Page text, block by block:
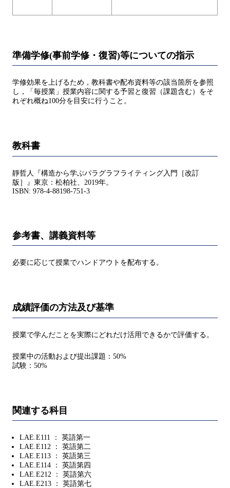
準備学修(事前学修・復習)等についての指示
学修効果を上げるため，教科書や配布資料等の該当箇所を参照
し，「毎授業」授業内容に関する予習と復習（課題含む）をそ
れぞれ概ね100分を目安に行うこと。
教科書
靜哲人『構造から学ぶパラグラフライティング入門［改訂
版］』東京：松柏社、2019年。
ISBN: 978-4-88198-751-3
参考書、講義資料等
必要に応じて授業でハンドアウトを配布する。
成績評価の方法及び基準
授業で学んだことを実際にどれだけ活用できるかで評価する。
授業中の活動および提出課題：50%
試験：50%
関連する科目
LAE.E111 ： 英語第一
LAE.E112 ： 英語第二
LAE.E113 ： 英語第三
LAE.E114 ： 英語第四
LAE.E212 ： 英語第六
LAE.E213 ： 英語第七